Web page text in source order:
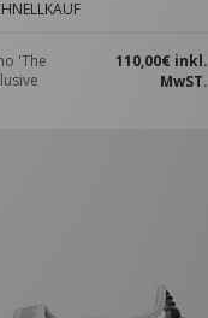
'The
110,00€ inkl.
MwST.